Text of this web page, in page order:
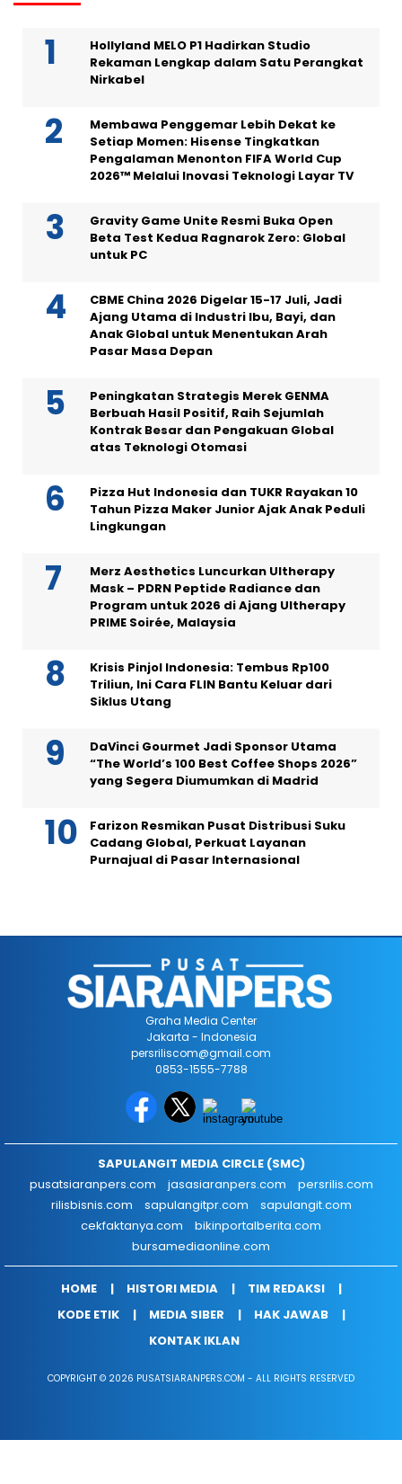
Hollyland MELO P1 Hadirkan Studio
Rekaman Lengkap dalam Satu Perangkat
Nirkabel
Membawa Penggemar Lebih Dekat ke
Setiap Momen: Hisense Tingkatkan
Pengalaman Menonton FIFA World Cup
2026™ Melalui Inovasi Teknologi Layar TV
Gravity Game Unite Resmi Buka Open
Beta Test Kedua Ragnarok Zero: Global
untuk PC
CBME China 2026 Digelar 15-17 Juli, Jadi
Ajang Utama di Industri Ibu, Bayi, dan
Anak Global untuk Menentukan Arah
Pasar Masa Depan
Peningkatan Strategis Merek GENMA
Berbuah Hasil Positif, Raih Sejumlah
Kontrak Besar dan Pengakuan Global
atas Teknologi Otomasi
Pizza Hut Indonesia dan TUKR Rayakan 10
Tahun Pizza Maker Junior Ajak Anak Peduli
Lingkungan
Merz Aesthetics Luncurkan Ultherapy
Mask – PDRN Peptide Radiance dan
Program untuk 2026 di Ajang Ultherapy
PRIME Soirée, Malaysia
Krisis Pinjol Indonesia: Tembus Rp100
Triliun, Ini Cara FLIN Bantu Keluar dari
Siklus Utang
DaVinci Gourmet Jadi Sponsor Utama
“The World’s 100 Best Coffee Shops 2026”
yang Segera Diumumkan di Madrid
Farizon Resmikan Pusat Distribusi Suku
Cadang Global, Perkuat Layanan
Purnajual di Pasar Internasional
Graha Media Center
Jakarta - Indonesia
persriliscom@gmail.com
0853-1555-7788
SAPULANGIT MEDIA CIRCLE (SMC)
pusatsiaranpers.com
jasasiaranpers.com
persrilis.com
rilisbisnis.com
sapulangitpr.com
sapulangit.com
cekfaktanya.com
bikinportalberita.com
bursamediaonline.com
HOME HISTORI MEDIA
TIM REDAKSI
KODE ETIK
MEDIA SIBER
HAK JAWAB
KONTAK IKLAN
COPYRIGHT © 2026 PUSATSIARANPERS.COM - ALL RIGHTS RESERVED